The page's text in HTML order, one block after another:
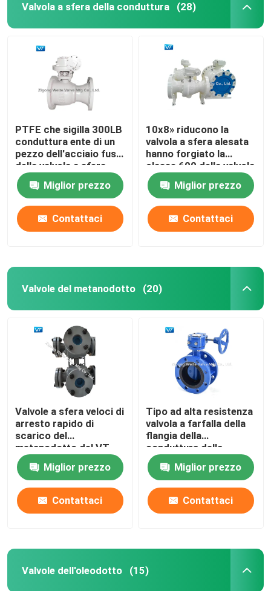
Valvola a sfera della conduttura (28)
PTFE che sigilla 300LB
conduttura ente di un
pezzo dell'acciaio fuso
della valvola a sfera
8x6»
Miglior prezzo
Contattaci
10x8» riducono la
valvola a sfera alesata
hanno forgiato la
classe 600 della valvola
a sfera di WCC
Miglior prezzo
Contattaci
Valvole del metanodotto (20)
Valvole a sfera veloci di
arresto rapido di
scarico del
metanodotto del VT
doppie
Miglior prezzo
Contattaci
Tipo ad alta resistenza
valvola a farfalla della
flangia della
conduttura della
valvola a farfalla del
cambioMiglior prezzo
Contattaci
Valvole dell'oleodotto (15)